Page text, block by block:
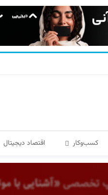
کسب‌و‌کار اقتصاد دیجیتال